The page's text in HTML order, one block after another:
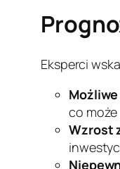
Eksperci
co
Wzrost